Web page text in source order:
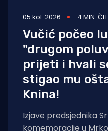
05 kol. 2026 4 MIN.
Vučić počeo
"drugom
prijeti i hvali
stigao mu
Knina!
Izjave predsjednika
komemoracije u